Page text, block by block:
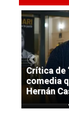
Crítica de
comedia
Hernán
Previous